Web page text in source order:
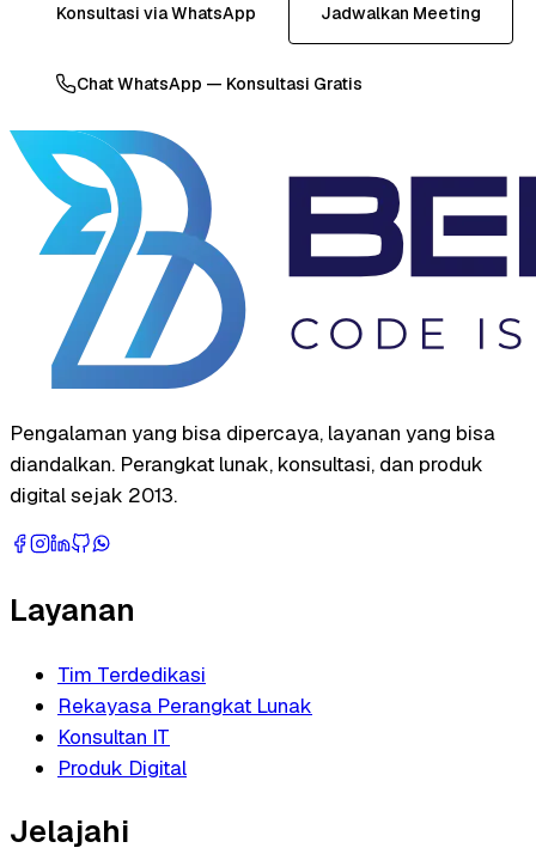
Konsultasi via WhatsApp Jadwalkan Meeting
Chat WhatsApp — Konsultasi Gratis
Pengalaman yang bisa dipercaya, layanan yang bisa
diandalkan. Perangkat lunak, konsultasi, dan produk
digital sejak 2013.
Layanan
Tim Terdedikasi
Rekayasa Perangkat Lunak
Konsultan IT
Produk Digital
Jelajahi